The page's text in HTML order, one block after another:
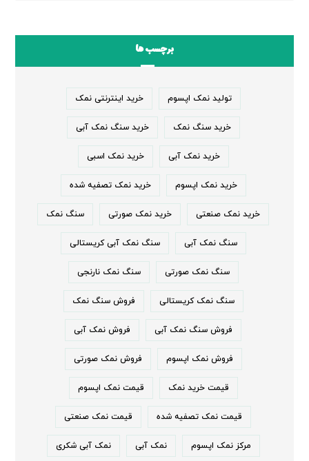
برچسب ها
تولید نمک اپسوم خرید اینترنتی نمک
خرید سنگ نمک خرید سنگ نمک آبی
خرید نمک آبی خرید نمک اسبی
خرید نمک اپسوم خرید نمک تصفیه شده
خرید نمک صنعتی خرید نمک صورتی سنگ نمک
سنگ نمک آبی سنگ نمک آبی کریستالی
سنگ نمک صورتی سنگ نمک نارنجی
سنگ نمک کریستالی فروش سنگ نمک
فروش سنگ نمک آبی فروش نمک آبی
فروش نمک اپسوم فروش نمک صورتی
قیمت خرید نمک قیمت نمک اپسوم
قیمت نمک تصفیه شده قیمت نمک صنعتی
مرکز نمک اپسوم نمک آبی نمک آبی شکری